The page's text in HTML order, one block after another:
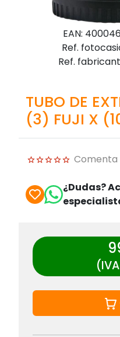
EAN:
Ref.
Ref.
TUBO DE
(3) FUJI X
¿Dudas?